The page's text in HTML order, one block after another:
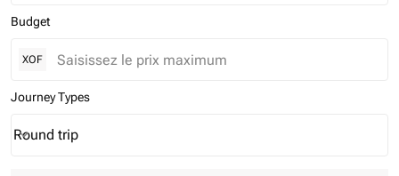
Budget
XOF
Journey Types
Journey Types option Round trip Selected
Round trip
keyboard_arrow_down